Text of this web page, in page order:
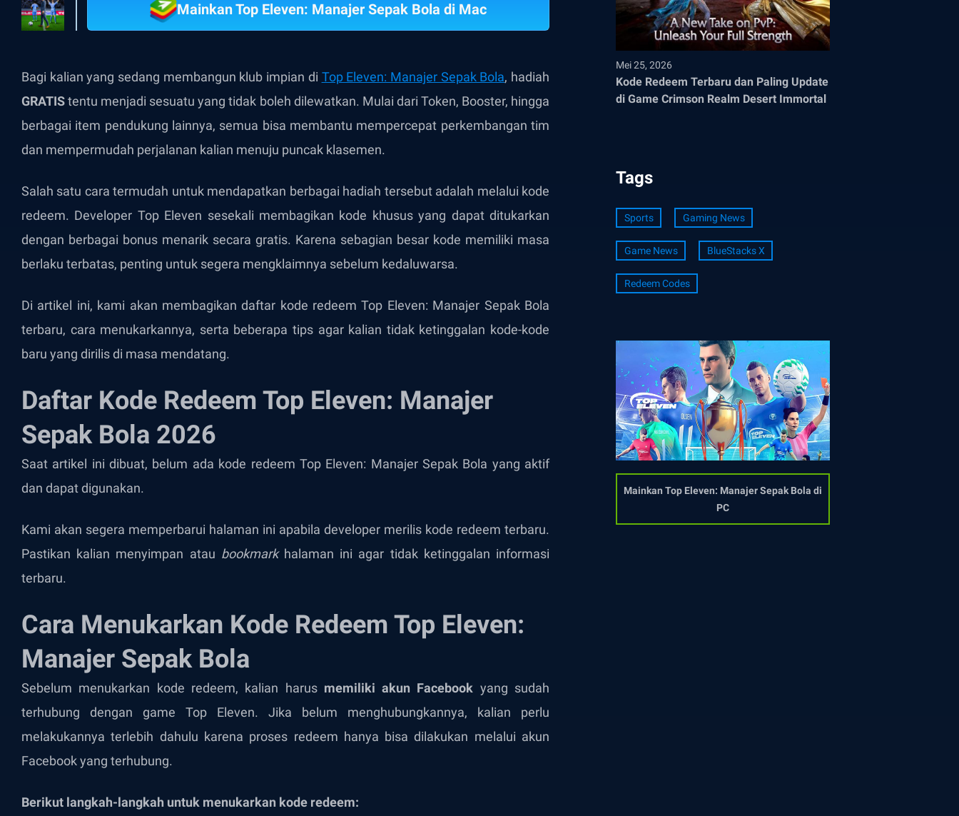
Mainkan Top Eleven: Manajer Sepak Bola di Mac
Bagi kalian yang sedang membangun klub impian di Top Eleven: Manajer Sepak Bola, hadiah
GRATIStentu menjadi sesuatu yang tidak boleh dilewatkan. Mulai dari Token, Booster, hingga
berbagai item pendukung lainnya, semua bisa membantu mempercepat perkembangan tim
dan mempermudah perjalanan kalian menuju puncak klasemen.
Salah satu cara termudah untuk mendapatkan berbagai hadiah tersebut adalah melalui kode
redeem. Developer Top Eleven sesekali membagikan kode khusus yang dapat ditukarkan
dengan berbagai bonus menarik secara gratis. Karena sebagian besar kode memiliki masa
berlaku terbatas, penting untuk segera mengklaimnya sebelum kedaluwarsa.
Di artikel ini, kami akan membagikan daftar kode redeem Top Eleven: Manajer Sepak Bola
terbaru, cara menukarkannya, serta beberapa tips agar kalian tidak ketinggalan kode-kode
baru yang dirilis di masa mendatang.
Daftar Kode Redeem Top Eleven: Manajer
Sepak Bola 2026
Saat artikel ini dibuat, belum ada kode redeem Top Eleven: Manajer Sepak Bola yang aktif
dan dapat digunakan.
Kami akan segera memperbarui halaman ini apabila developer merilis kode redeem terbaru.
Pastikan kalian menyimpan atau bookmark halaman ini agar tidak ketinggalan informasi
terbaru.
Cara Menukarkan Kode Redeem Top Eleven:
Manajer Sepak Bola
Sebelum menukarkan kode redeem, kalian harus memiliki akun Facebook yang sudah
terhubung dengan game Top Eleven. Jika belum menghubungkannya, kalian perlu
melakukannya terlebih dahulu karena proses redeem hanya bisa dilakukan melalui akun
Facebook yang terhubung.
Berikut langkah-langkah untuk menukarkan kode redeem:
Mei 25, 2026
Kode Redeem Terbaru dan Paling Update
di Game Crimson Realm Desert Immortal
Tags
Sports Gaming News
Game News BlueStacks X
Redeem Codes
Mainkan Top Eleven: Manajer Sepak Bola di
PC